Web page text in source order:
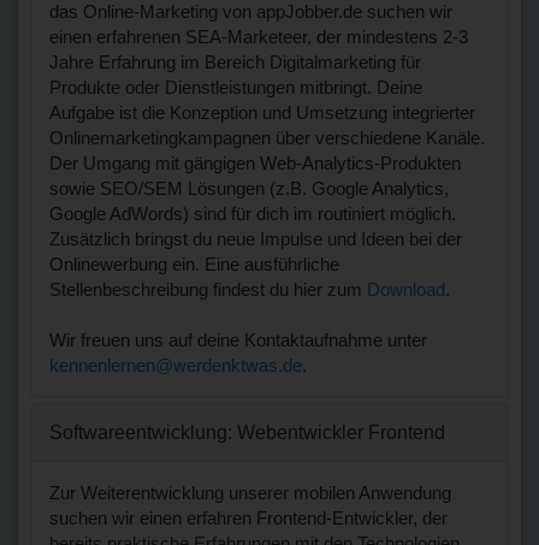
das Online-Marketing von appJobber.de suchen wir
einen erfahrenen SEA-Marketeer, der mindestens 2-3
Jahre Erfahrung im Bereich Digitalmarketing für
Produkte oder Dienstleistungen mitbringt. Deine
Aufgabe ist die Konzeption und Umsetzung integrierter
Onlinemarketingkampagnen über verschiedene Kanäle.
Der Umgang mit gängigen Web-Analytics-Produkten
sowie SEO/SEM Lösungen (z.B. Google Analytics,
Google AdWords) sind für dich im routiniert möglich.
Zusätzlich bringst du neue Impulse und Ideen bei der
Onlinewerbung ein. Eine ausführliche
Stellenbeschreibung findest du hier zum Download.
Wir freuen uns auf deine Kontaktaufnahme unter
kennenlernen@werdenktwas.de.
Softwareentwicklung: Webentwickler Frontend
Zur Weiterentwicklung unserer mobilen Anwendung
suchen wir einen erfahren Frontend-Entwickler, der